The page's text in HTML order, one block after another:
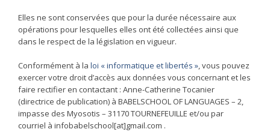
Elles ne sont conservées que pour la durée nécessaire aux
opérations pour lesquelles elles ont été collectées ainsi que
dans le respect de la législation en vigueur.
Conformément à la loi « informatique et libertés », vous pouvez
exercer votre droit d’accès aux données vous concernant et les
faire rectifier en contactant : Anne-Catherine Tocanier
(directrice de publication) à BABELSCHOOL OF LANGUAGES – 2,
impasse des Myosotis – 31170 TOURNEFEUILLE et/ou par
courriel à infobabelschool[at]gmail.com .